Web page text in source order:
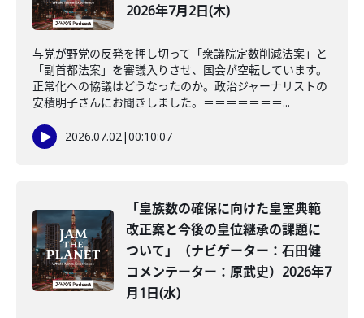
2026年7月2日(木)
与党が野党の反発を押し切って「衆議院定数削減法案」と
「副首都法案」を審議入りさせ、国会が空転しています。
正常化への協議はどうなったのか。政治ジャーナリストの
安積明子さんにお聞きしました。＝＝＝＝＝＝＝...
2026.07.02|00:10:07
「皇族数の確保に向けた皇室典範
改正案と今後の皇位継承の課題に
ついて」（ナビゲーター：石田健
コメンテーター：原武史）2026年7
月1日(水)